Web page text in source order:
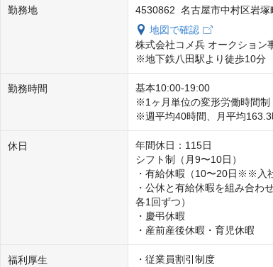
勤務地
4530862 名古屋市中村区岩
地図で確認
株式会社コメ兵 オークション
※地下鉄八田駅より徒歩10分
勤務時間
基本10:00-19:00
※1ヶ月単位の変形労働時間制
※週平均40時間、月平均163.3
休日
年間休日：115日
シフト制（月9〜10日）
・有給休暇（10〜20日※※入
・公休と有給休暇を組み合わ
各1回ずつ）
・慶弔休暇
・産前産後休暇・育児休暇
福利厚生
・従業員割引制度